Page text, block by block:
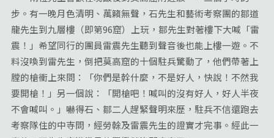
步。有一晚月色清明、萬籟無聲，石先生和藝術考察團的鄒道
龍先生到九層樓（即第96窟）上玩，鄒先生對著樓下大喊「雷
震！」希望同行的團員雷震先生聽到聲音後也能上樓一遊。不
料沒喚到雷先生，倒把莫高窟的十個駐兵驚動了，他們帶著上
膛的槍衝上來問：「你們是幹什麼，不是好人，快說！不然我
要開槍！」另一個說：「開槍吧！喊叫的沒有好人，好人半夜
不會喊叫。」嚇得石、鄒二人趕緊聲明來歷，駐兵不信還跑去
考察隊住的中寺問，經勞榦及雷震先生的證實才完事。經此一